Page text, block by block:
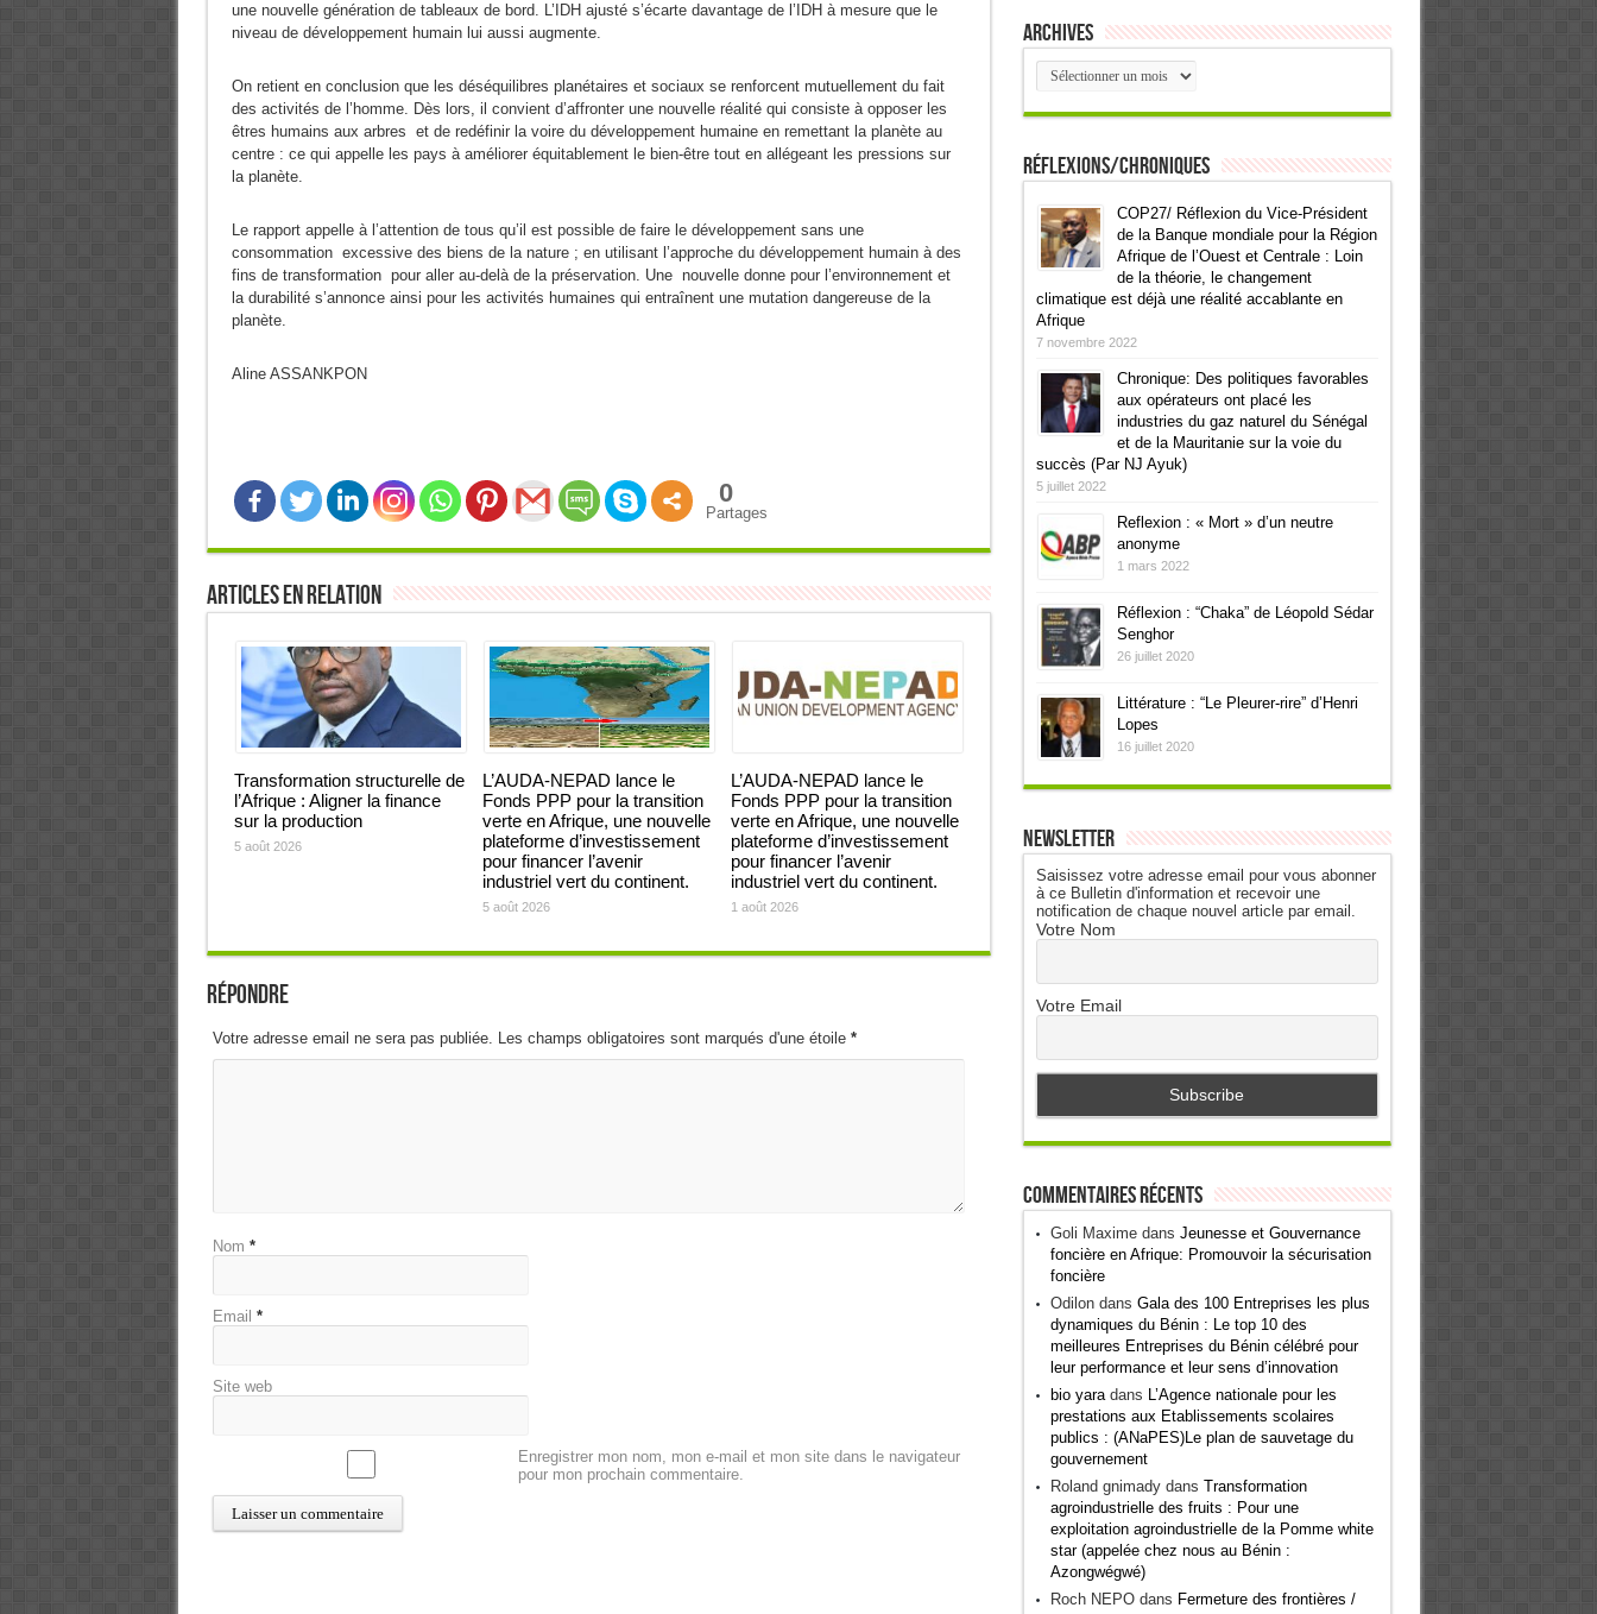
une nouvelle génération de tableaux de bord. L’IDH ajusté s’écarte davantage de l’IDH à mesure que le
niveau de développement humain lui aussi augmente.
On retient en conclusion que les déséquilibres planétaires et sociaux se renforcent mutuellement du fait
des activités de l’homme. Dès lors, il convient d’affronter une nouvelle réalité qui consiste à opposer les
êtres humains aux arbres et de redéfinir la voire du développement humaine en remettant la planète au
centre : ce qui appelle les pays à améliorer équitablement le bien-être tout en allégeant les pressions sur
la planète.
Le rapport appelle à l’attention de tous qu’il est possible de faire le développement sans une
consommation excessive des biens de la nature ; en utilisant l’approche du développement humain à des
fins de transformation pour aller au-delà de la préservation. Une nouvelle donne pour l’environnement et
la durabilité s’annonce ainsi pour les activités humaines qui entraînent une mutation dangereuse de la
planète.
Aline ASSANKPON
0
Partages
Articles en relation
Transformation structurelle de
l’Afrique : Aligner la finance
sur la production
5 août 2026
L’AUDA-NEPAD lance le
Fonds PPP pour la transition
verte en Afrique, une nouvelle
plateforme d’investissement
pour financer l’avenir
industriel vert du continent.
5 août 2026
L’AUDA-NEPAD lance le
Fonds PPP pour la transition
verte en Afrique, une nouvelle
plateforme d’investissement
pour financer l’avenir
industriel vert du continent.
1 août 2026
Répondre
Votre adresse email ne sera pas publiée. Les champs obligatoires sont marqués d'une étoile *
Nom *
Email *
Site web
Enregistrer mon nom, mon e-mail et mon site dans le navigateur
pour mon prochain commentaire.
Archives
Archives
Réflexions/Chroniques
COP27/ Réflexion du Vice-Président
de la Banque mondiale pour la Région
Afrique de l’Ouest et Centrale : Loin
de la théorie, le changement
climatique est déjà une réalité accablante en
Afrique
7 novembre 2022
Chronique: Des politiques favorables
aux opérateurs ont placé les
industries du gaz naturel du Sénégal
et de la Mauritanie sur la voie du
succès (Par NJ Ayuk)
5 juillet 2022
Reflexion : « Mort » d’un neutre
anonyme
1 mars 2022
Réflexion : “Chaka” de Léopold Sédar
Senghor
26 juillet 2020
Littérature : “Le Pleurer-rire” d’Henri
Lopes
16 juillet 2020
Newsletter
Saisissez votre adresse email pour vous abonner
à ce Bulletin d'information et recevoir une
notification de chaque nouvel article par email.
Votre Nom
Votre Email
Commentaires récents
Goli Maximedans Jeunesse et Gouvernance
foncière en Afrique: Promouvoir la sécurisation
foncière
Odilondans Gala des 100 Entreprises les plus
dynamiques du Bénin : Le top 10 des
meilleures Entreprises du Bénin célébré pour
leur performance et leur sens d’innovation
bio yaradans L’Agence nationale pour les
prestations aux Etablissements scolaires
publics : (ANaPES)Le plan de sauvetage du
gouvernement
Roland gnimadydans Transformation
agroindustrielle des fruits : Pour une
exploitation agroindustrielle de la Pomme white
star (appelée chez nous au Bénin :
Azongwégwé)
Roch NEPOdans Fermeture des frontières /